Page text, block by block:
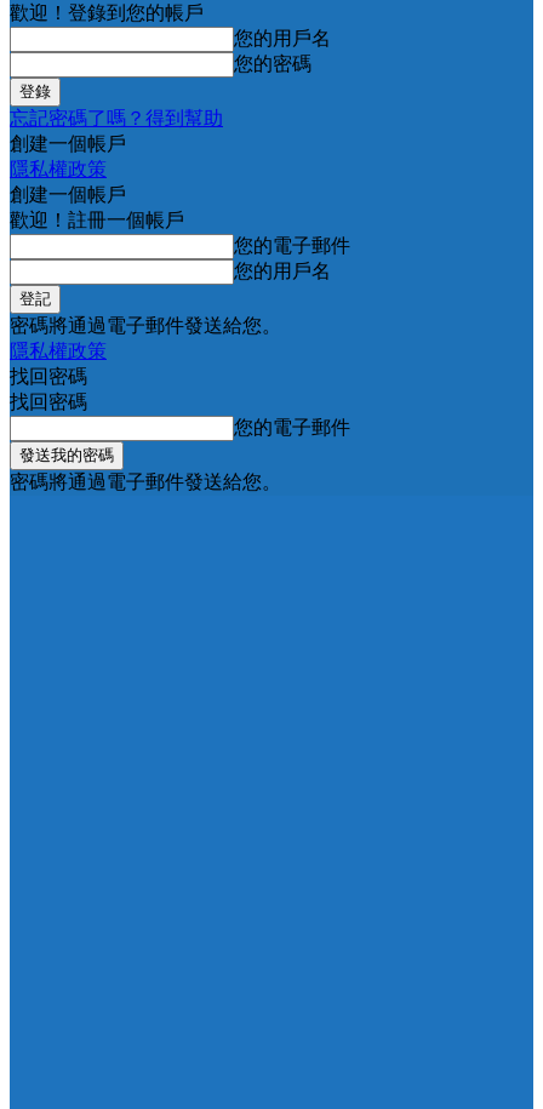
歡迎！登錄到您的帳戶
您的用戶名
您的密碼
忘記密碼了嗎？得到幫助
創建一個帳戶
隱私權政策
創建一個帳戶
歡迎！註冊一個帳戶
您的電子郵件
您的用戶名
密碼將通過電子郵件發送給您。
隱私權政策
找回密碼
找回密碼
您的電子郵件
密碼將通過電子郵件發送給您。